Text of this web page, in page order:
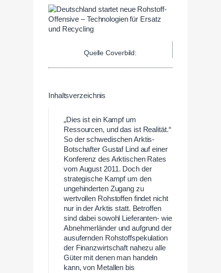
Quelle Coverbild:
Inhaltsverzeichnis
„Dies ist ein Kampf um
Ressourcen, und das ist Realität.“
So der schwedischen Arktis-
Botschafter Gustaf Lind auf einer
Konferenz des Arktischen Rates
vom August 2011. Doch der
strategische Kampf um den
ungehinderten Zugang zu
wertvollen Rohstoffen findet nicht
nur in der Arktis statt. Betroffen
sind dabei sowohl Lieferanten- wie
Abnehmerländer und aufgrund der
ausufernden Rohstoffspekulation
der Finanzwirtschaft nahezu alle
Güter mit denen man handeln
kann, von Metallen bis